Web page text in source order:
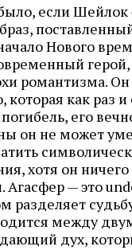
если
Нового
романтизма.
как раз и
его
он не может
хотя он
— это
разделяет
между
дух,